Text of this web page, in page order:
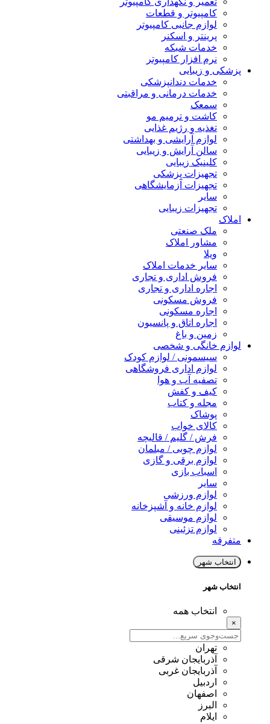
کامپیوتر و قطعات
لوازم جانبی کامپیوتر
پرینتر و اسکنر
خدمات شبکه
نرم افزار کامپیوتر
پزشکی و زیبایی
خدمات دندانپزشکی
خدمات درمانی و مراقبتی
سمعک
کاشت و ترمیم مو
تغذیه و رژیم غذایی
لوازم آرایشی و بهداشتی
سالن آرایش و زیبایی
کلینیک زیبایی
تجهیزات پزشکی
تجهیزات آزمایشگاهی
سایر
تجهیزات زیبایی
املاک
ملک صنعتی
مشاور املاک
ویلا
سایر خدمات املاک
فروش اداری و تجاری
اجاره اداری و تجاری
فروش مسکونی
اجاره مسکونی
اجاره اتاق و پانسیون
زمین و باغ
لوازم خانگی و شخصی
سیسمونی / لوازم کودک
لوازم اداری فروشگاهی
تصفیه آب و هوا
کیف و کفش
مجله و کتاب
پوشاک
کالای خواب
فرش / گلیم / قالیچه
لوازم چوبی / مبلمان
لوازم برقی و گازی
اسباب بازی
سایر
لوازم ورزشی
لوازم خانه و آشپزخانه
لوازم موسیقی
لوازم تزئینی
متفرقه
انتخاب شهر
انتخاب شهر
انتخاب همه
×
تهران
آذربایجان شرقی
آذربایجان غربی
اردبیل
اصفهان
البرز
ایلام